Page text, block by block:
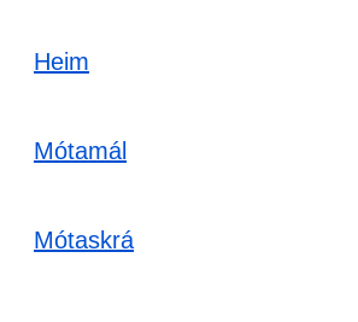
Heim
Mótamál
Mótaskrá